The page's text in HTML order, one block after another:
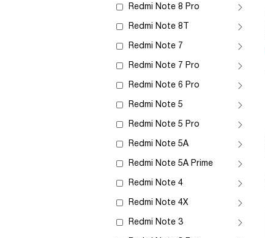
Redmi Note 8 Pro
Redmi Note 8T
Redmi Note 7
Redmi Note 7 Pro
Redmi Note 6 Pro
Redmi Note 5
Redmi Note 5 Pro
Redmi Note 5A
Redmi Note 5A Prime
Redmi Note 4
Redmi Note 4X
Redmi Note 3